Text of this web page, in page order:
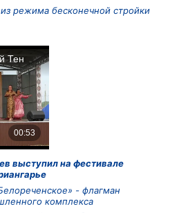
режима бесконечной стройки
выступил на фестивале
- флагман
комплекса